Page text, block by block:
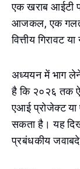
एक खराब आईटी
आजकल, एक गलत
वित्तीय गिरावट
अध्ययन में भाग
है कि २०२६ तक
एआई प्रोजेक्ट
सकता है। यह
प्रबंधकीय